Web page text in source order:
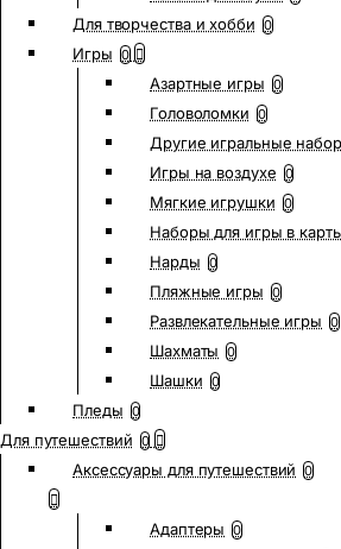
Для творчества и хобби 0
Игры 0
Азартные игры 0
Головоломки 0
Другие игральные
Игры на воздухе 0
Мягкие игрушки 0
Наборы для игры в
Нарды 0
Пляжные игры 0
Развлекательные игры 0
Шахматы 0
Шашки 0
Пледы 0
Для путешествий 0
Аксессуары для путешествий 0
Адаптеры 0